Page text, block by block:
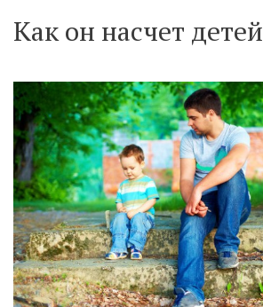
Как он насчет детей